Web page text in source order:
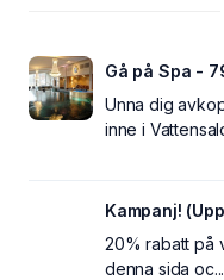
Gå på Spa -
Unna dig
inne i
Kampanj!
20% rabatt på
denna sida oc...